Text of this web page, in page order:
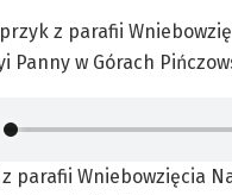
z parafii
Panny w Górach
parafii Wniebowzięcia